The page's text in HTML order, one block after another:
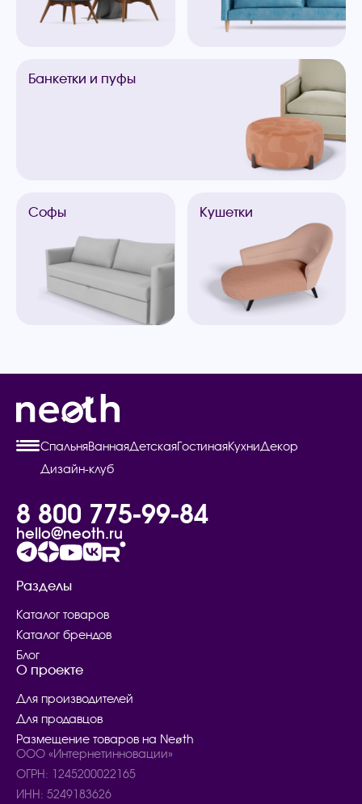
Банкетки и пуфы
Софы Кушетки
СпальняВаннаяДетскаяГостинаяКухниДекор
Дизайн-клуб
8 800 775-99-84
hello@neoth.ru
Разделы
Каталог товаров
Каталог брендов
Блог
О проекте
Для производителей
Для продавцов
Размещение товаров на Neøth
ООО «Интернетинновации»
ОГРН: 1245200022165
ИНН: 5249183626